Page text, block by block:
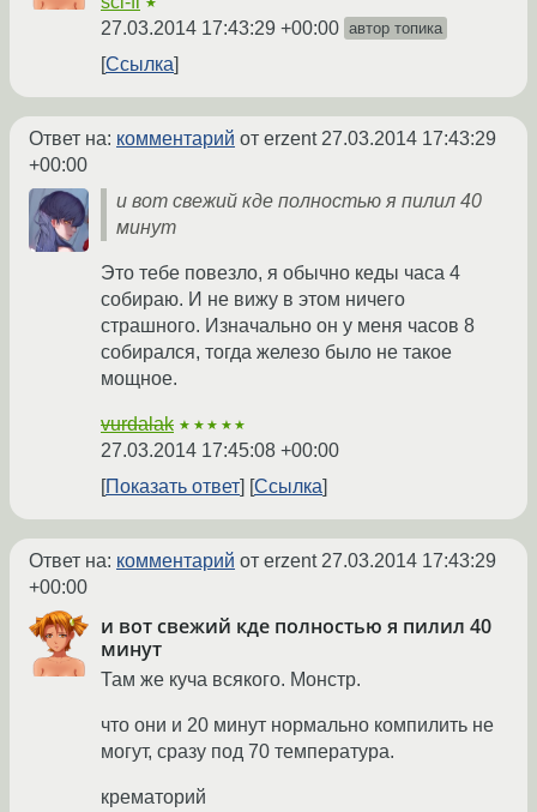
★
27.03.2014 17:43:29 +00:00 автор топика
Ссылка
Ответ на: комментарий от erzent 27.03.2014 17:43:29
+00:00
и вот свежий кде полностью я пилил 40
минут
Это тебе повезло, я обычно кеды часа 4
собираю. И не вижу в этом ничего
страшного. Изначально он у меня часов 8
собирался, тогда железо было не такое
мощное.
vurdalak ★★★★★
27.03.2014 17:45:08 +00:00
Показать ответ
Ссылка
Ответ на: комментарий от erzent 27.03.2014 17:43:29
+00:00
и вот свежий кде полностью я пилил 40
минут
Там же куча всякого. Монстр.
что они и 20 минут нормально компилить не
могут, сразу под 70 температура.
крематорий